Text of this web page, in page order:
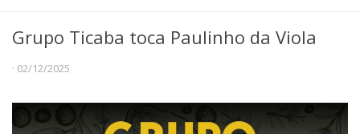
Sobre a Prefeitura
Gestão atual
Missão e Valores
Divisões e Seções
Grupo Ticaba toca Paulinho da Viola
· 02/12/2025